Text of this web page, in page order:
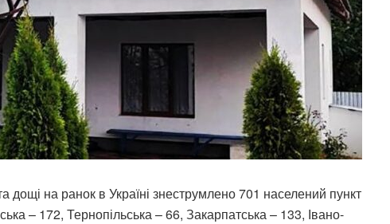
на ранок в Україні знеструмлено 701 населений пункт
– 172, Тернопільська – 66, Закарпатська – 133, Івано-